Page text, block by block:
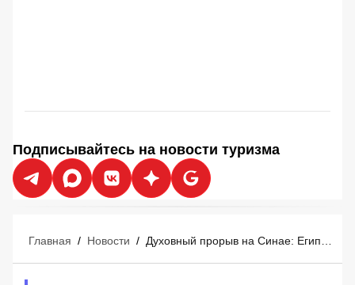
Подписывайтесь на новости туризма
Главная / Новости /